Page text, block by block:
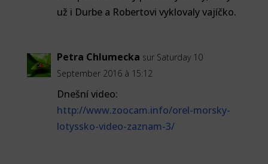
už i Durbe a Robertovi vyklovaly vajíčko.
Petra Chlumecka sur Saturday 10
September 2016 à 15:12
Dnešní video:
http://www.zoocam.info/orel-morsky-
lotyssko-video-zaznam-3/